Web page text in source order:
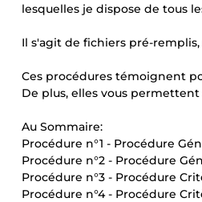
lesquelles je dispose de tous
Il s'agit de fichiers pré-
Ces procédures témoignent
De plus, elles vous
Au Sommaire:
Procédure n°1 - Procédure
Procédure n°2 - Procédure
Procédure n°3 - Procédure
Procédure n°4 - Procédure